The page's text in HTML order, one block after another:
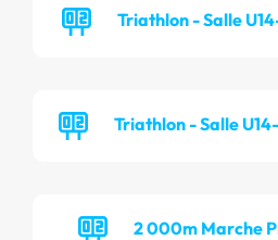
Triathlon - Salle
Triathlon - Salle
2 000m Marche